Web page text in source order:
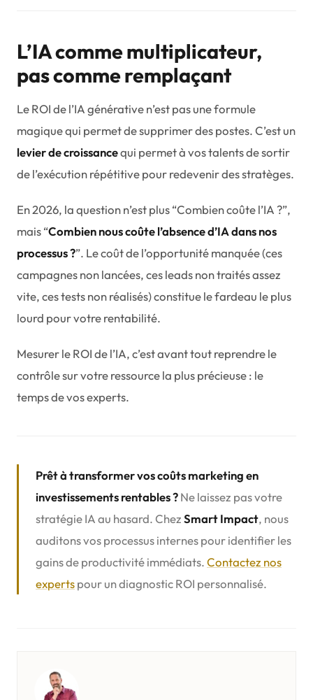
L’IA comme multiplicateur,
pas comme remplaçant
Le ROI de l’IA générative n’est pas une formule
magique qui permet de supprimer des postes. C’est un
levier de croissancequi permet à vos talents de sortir
de l’exécution répétitive pour redevenir des stratèges.
En 2026, la question n’est plus “Combien coûte l’IA ?”,
mais “Combien nous coûte l’absence d’IA dans nos
processus ?”. Le coût de l’opportunité manquée (ces
campagnes non lancées, ces leads non traités assez
vite, ces tests non réalisés) constitue le fardeau le plus
lourd pour votre rentabilité.
Mesurer le ROI de l’IA, c’est avant tout reprendre le
contrôle sur votre ressource la plus précieuse : le
temps de vos experts.
Prêt à transformer vos coûts marketing en
investissements rentables ?Ne laissez pas votre
stratégie IA au hasard. ChezSmart Impact, nous
auditons vos processus internes pour identifier les
gains de productivité immédiats.Contactez nos
expertspour un diagnostic ROI personnalisé.